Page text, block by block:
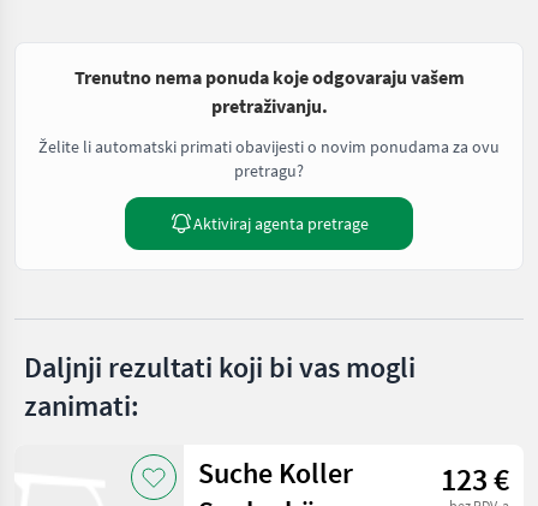
Trenutno nema ponuda koje odgovaraju vašem
pretraživanju.
Želite li automatski primati obavijesti o novim ponudama za ovu
pretragu?
Aktiviraj agenta pretrage
Daljnji rezultati koji bi vas mogli
zanimati:
Suche Koller
123 €